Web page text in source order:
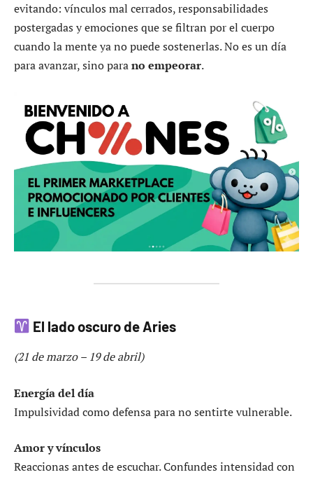
evitando: vínculos mal cerrados, responsabilidades
postergadas y emociones que se filtran por el cuerpo
cuando la mente ya no puede sostenerlas. No es un día
para avanzar, sino parano empeorar.
El lado oscuro de Aries
(21 de marzo – 19 de abril)
Energía del día
Impulsividad como defensa para no sentirte vulnerable.
Amor y vínculos
Reaccionas antes de escuchar. Confundes intensidad con